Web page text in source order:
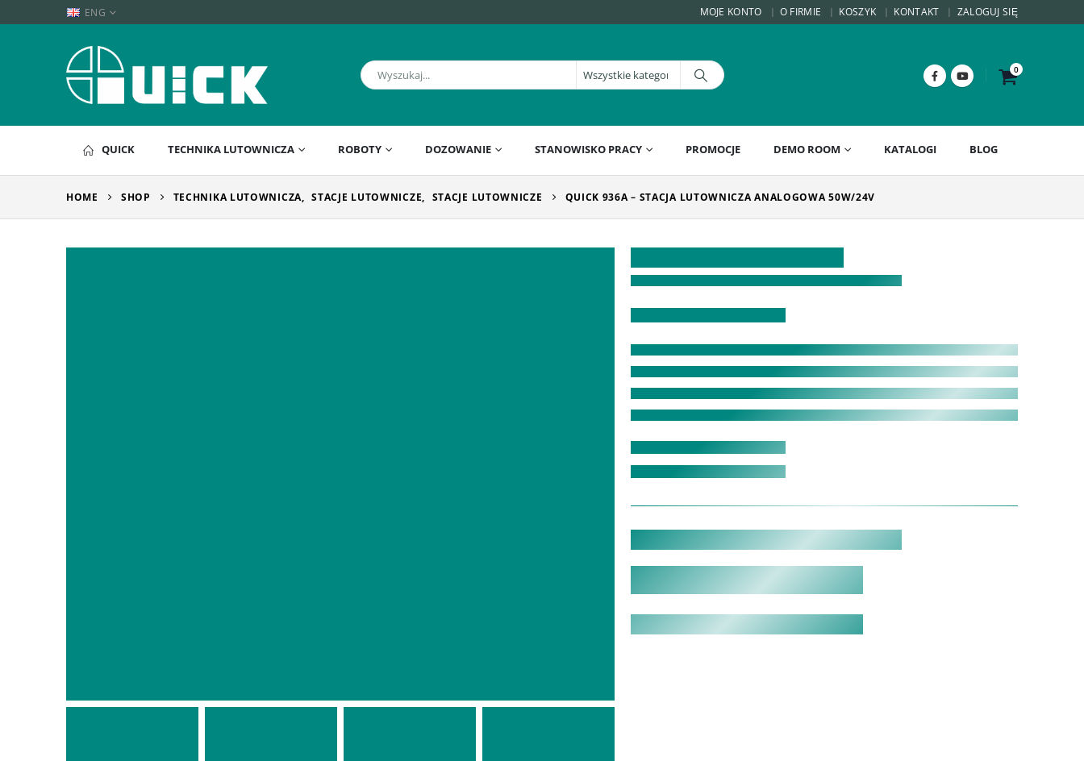
ENG MOJE KONTO O FIRMIE KOSZYK KONTAKT ZALOGUJ SIĘ
0
QUICK TECHNIKA LUTOWNICZA ROBOTY DOZOWANIE STANOWISKO PRACY PROMOCJE DEMO ROOM KATALOGI BLOG
HOME SHOP TECHNIKA LUTOWNICZA, STACJE LUTOWNICZE, STACJE LUTOWNICZE QUICK 936A – STACJA LUTOWNICZA ANALOGOWA 50W/24V